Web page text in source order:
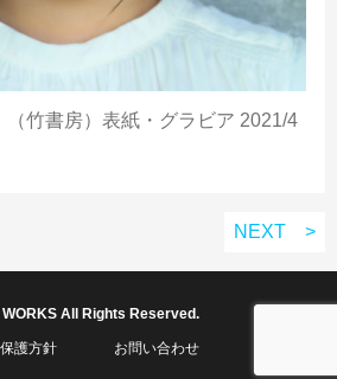
竹書房）表紙・グラビア 2021/4
NEXT >
WORKS All Rights Reserved.
護方針 お問い合わせ